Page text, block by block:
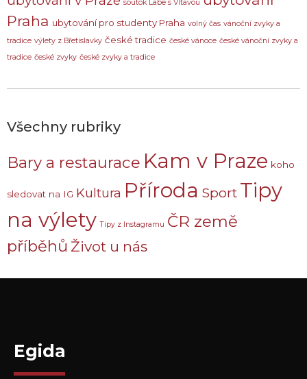
soutok Labe s Vltavou
Praha ubytování pro studenty Praha volný čas vánoční zvyky a
tradice výlety z Břetislavky české tradice české vánoce české vánoční zvyky a
tradice české zvyky české zvyky a tradice
Všechny rubriky
Bary a restaurace Kam v Praze koho
sledovat na IG Kultura Příroda Sport Tipy
na výlety Tipy z Instagramu ČR země
příběhů Život u nás
Egida